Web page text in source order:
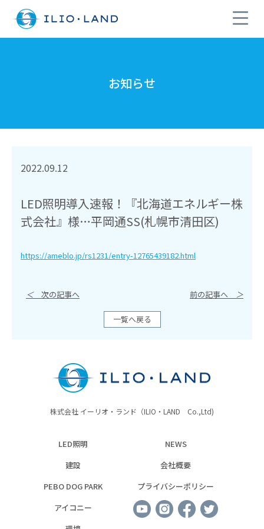
お知らせ
2022.09.12
LED照明導入速報！『北海道エネルギー株
式会社』様…平岡通SS(札幌市清田区)
https://ameblo.jp/rs1231/entry-12765439182.html
＜次の記事へ 前の記事へ ＞
一覧へ戻る
株式会社 イーリオ・ランド（ILIO・LAND Co.,Ltd)
LED照明
建設
PEBO DOG PARK
アイコニー
NEWS
会社概要
プライバシーポリシー